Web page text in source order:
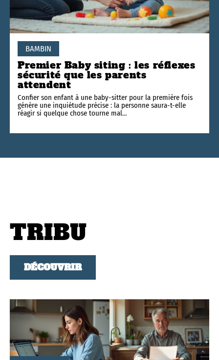
BAMBIN
Premier Baby siting : les réflexes
sécurité que les parents
attendent
Confier son enfant à une baby-sitter pour la première fois
génère une inquiétude précise : la personne saura-t-elle
réagir si quelque chose tourne mal…
TRIBU
DÉCOUVRIR